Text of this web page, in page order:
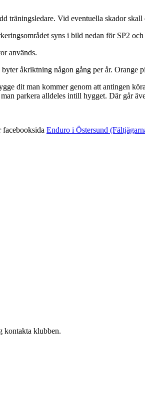
träningsledare. Vid eventuella skador
syns i bild nedan för SP2
används.
åkriktning någon gång per år. Orange
dit man kommer genom att antingen
parkera alldeles intill hygget. Där går
Enduro i Östersund
kontakta klubben.